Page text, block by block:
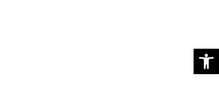
Abrir